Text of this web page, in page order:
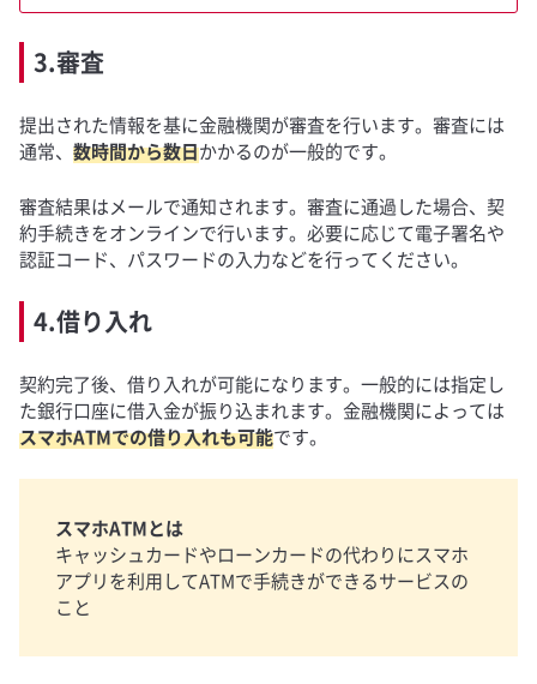
3.審査
提出された情報を基に金融機関が審査を行います。審査には
通常、 数時間から数日かかるのが一般的です。
審査結果はメールで通知されます。審査に通過した場合、契
約手続きをオンラインで行います。必要に応じて電子署名や
認証コード、パスワードの入力などを行ってください。
4.借り入れ
契約完了後、借り入れが可能になります。一般的には指定し
た銀行口座に借入金が振り込まれます。金融機関によっては
スマホATMでの借り入れも可能です。
スマホATMとは
キャッシュカードやローンカードの代わりにスマホ
アプリを利用してATMで手続きができるサービスの
こと